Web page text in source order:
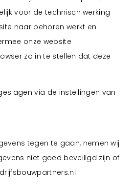
voor de technisch werking
naar behoren werkt en
onze website
zo in te stellen dat deze
via de instellingen van
tegen te gaan, nemen wij
niet goed beveiligd zijn of